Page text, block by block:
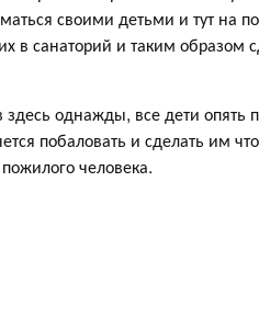
своими детьми и тут на
в санаторий и таким образом
однажды, все дети опять
побаловать и сделать им
человека.